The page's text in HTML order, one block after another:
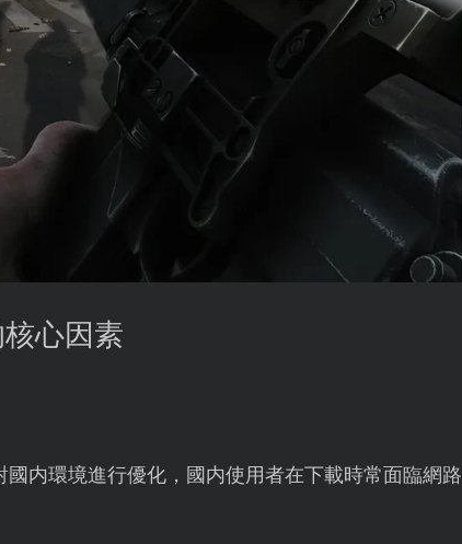
心因素
内環境進行優化，國内使用者在下載時常面臨網路